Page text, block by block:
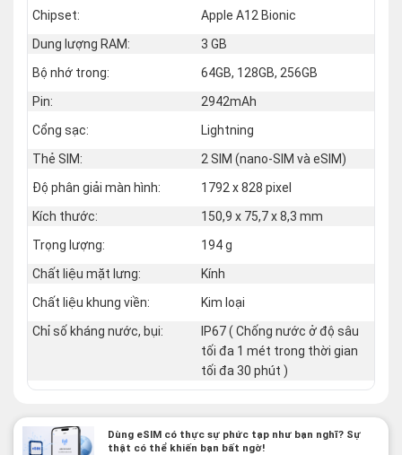
Chipset:
Apple A12 Bionic
Dung lượng RAM:
3 GB
Bộ nhớ trong:
64GB, 128GB, 256GB
Pin:
2942mAh
Cổng sạc:
Lightning
Thẻ SIM:
2 SIM (nano‑SIM và eSIM)
Độ phân giải màn hình:
1792 x 828 pixel
Kích thước:
150,9 x 75,7 x 8,3 mm
Trọng lượng:
194 g
Chất liệu mặt lưng:
Kính
Chất liệu khung viền:
Kim loại
Chỉ số kháng nước, bụi:
IP67 ( Chống nước ở độ sâu
tối đa 1 mét trong thời gian
tối đa 30 phút )
Dùng eSIM có thực sự phức tạp như bạn nghĩ? Sự
thật có thể khiến bạn bất ngờ!